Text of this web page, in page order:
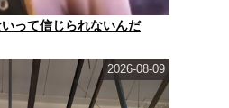
って信じられないんだ
2026-08-09